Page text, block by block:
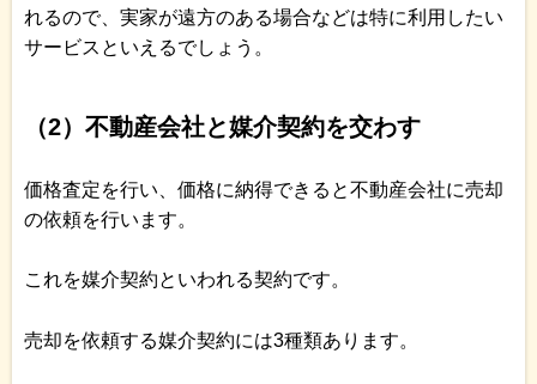
れるので、実家が遠方のある場合などは特に利用したい
サービスといえるでしょう。
（2）不動産会社と媒介契約を交わす
価格査定を行い、価格に納得できると不動産会社に売却
の依頼を行います。
これを媒介契約といわれる契約です。
売却を依頼する媒介契約には3種類あります。